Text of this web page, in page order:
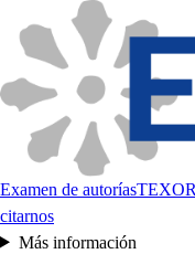
Examen de autorías
citarnos
Más información